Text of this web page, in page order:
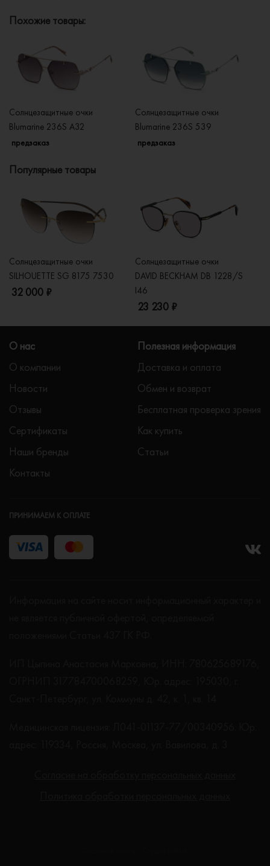
Похожие товары:
Солнцезащитные очки
Blumarine 236S A32
предзаказ
Солнцезащитные очки
Blumarine 236S 539
предзаказ
Популярные товары
Солнцезащитные очки
SILHOUETTE SG 8175 7530
32 000 ₽
Солнцезащитные очки
DAVID BECKHAM DB 1228/S
I46
23 230 ₽
О нас
О компании
Новости
Отзывы
Сертификаты
Наши бренды
Контакты
Полезная информация
Доставка и оплата
Обмен и возврат
Бесплатная проверка зрения
Как купить
Статьи
ПРИНИМАЕМ К ОПЛАТЕ